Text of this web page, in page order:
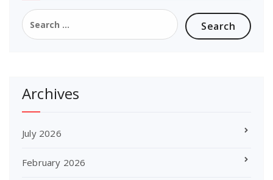
Search
for:
Archives
July 2026
February 2026